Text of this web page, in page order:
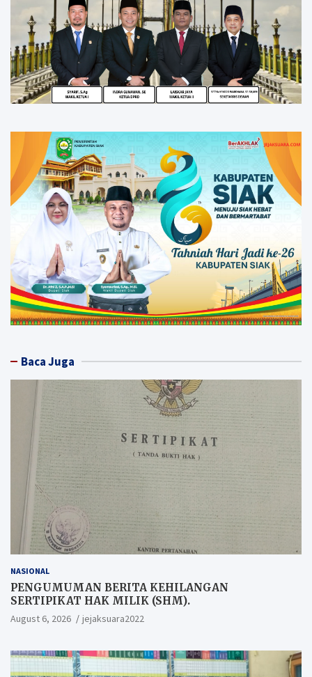
Baca Juga
NASIONAL
PENGUMUMAN BERITA KEHILANGAN
SERTIPIKAT HAK MILIK (SHM).
August 6, 2026 jejaksuara2022